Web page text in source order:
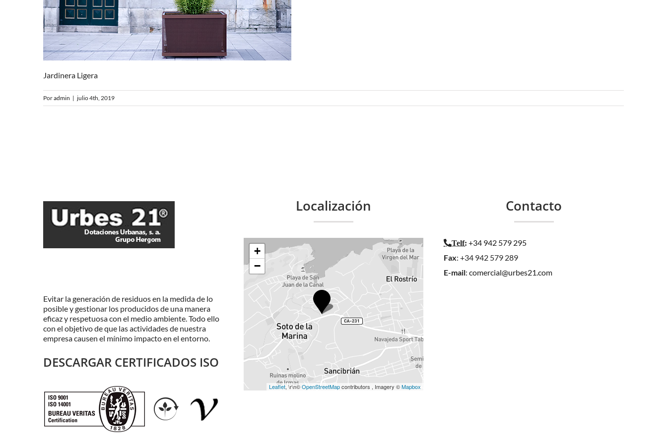
Jardinera Ligera
Poradmin | julio 4th, 2019
Evitar la generación de residuos en la medida de lo
posible y gestionar los producidos de una manera
eficaz y respetuosa con el medio ambiente. Todo ello
con el objetivo de que las actividades de nuestra
empresa causen el mínimo impacto en el entorno.
DESCARGAR CERTIFICADOS ISO
Localización
+
−
Leaflet, \r\n©OpenStreetMapcontributors , Imagery ©Mapbox
Contacto
Telf: +34 942 579 295
Fax: +34 942 579 289
E-mail:comercial@urbes21.com